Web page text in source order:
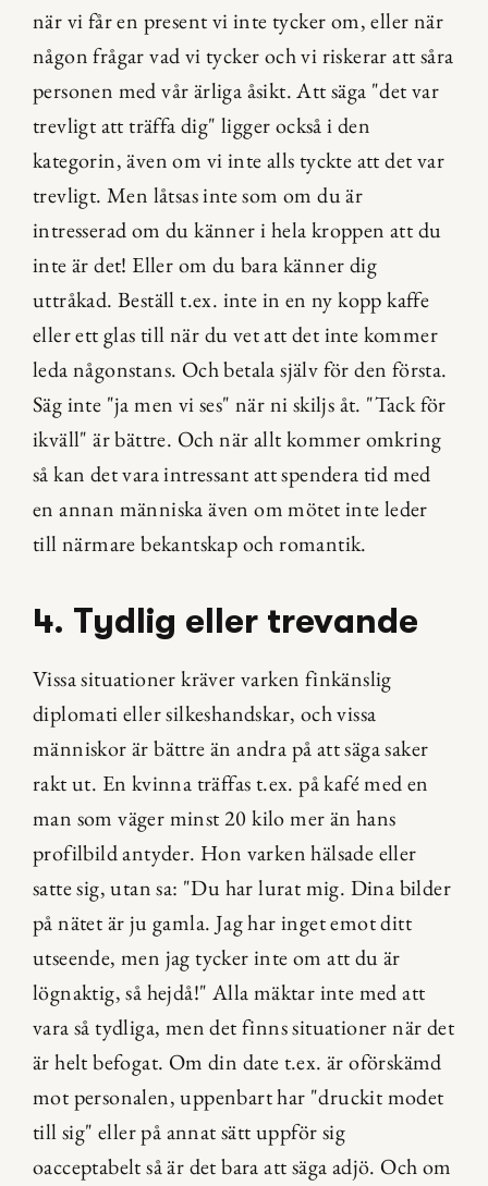
när vi får en present vi inte tycker om, eller när
någon frågar vad vi tycker och vi riskerar att såra
personen med vår ärliga åsikt. Att säga "det var
trevligt att träffa dig" ligger också i den
kategorin, även om vi inte alls tyckte att det var
trevligt. Men låtsas inte som om du är
intresserad om du känner i hela kroppen att du
inte är det! Eller om du bara känner dig
uttråkad. Beställ t.ex. inte in en ny kopp kaffe
eller ett glas till när du vet att det inte kommer
leda någonstans. Och betala själv för den första.
Säg inte "ja men vi ses" när ni skiljs åt. "Tack för
ikväll" är bättre. Och när allt kommer omkring
så kan det vara intressant att spendera tid med
en annan människa även om mötet inte leder
till närmare bekantskap och romantik.
4. Tydlig eller trevande
Vissa situationer kräver varken finkänslig
diplomati eller silkeshandskar, och vissa
människor är bättre än andra på att säga saker
rakt ut. En kvinna träffas t.ex. på kafé med en
man som väger minst 20 kilo mer än hans
profilbild antyder. Hon varken hälsade eller
satte sig, utan sa: "Du har lurat mig. Dina bilder
på nätet är ju gamla. Jag har inget emot ditt
utseende, men jag tycker inte om att du är
lögnaktig, så hejdå!" Alla mäktar inte med att
vara så tydliga, men det finns situationer när det
är helt befogat. Om din date t.ex. är oförskämd
mot personalen, uppenbart har "druckit modet
till sig" eller på annat sätt uppför sig
oacceptabelt så är det bara att säga adjö. Och om